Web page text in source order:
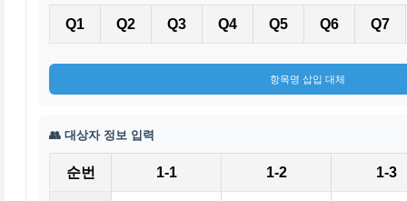
Q1 Q2 Q3 Q4 Q5 Q6 Q7
항목명 삽입 대체
👥 대상자 정보 입력
순번 1-1 1-2 1-3